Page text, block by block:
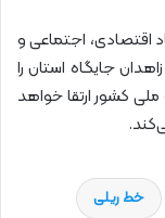
اقتصادی، اجتماعی و
جایگاه استان را
کشور ارتقا خواهد
خط ریلی